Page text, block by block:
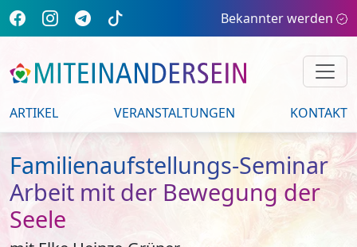
Bekannter werden
ARTIKEL VERANSTALTUNGEN KONTAKT
Familienaufstellungs-Seminar
Arbeit mit der Bewegung der
Seele